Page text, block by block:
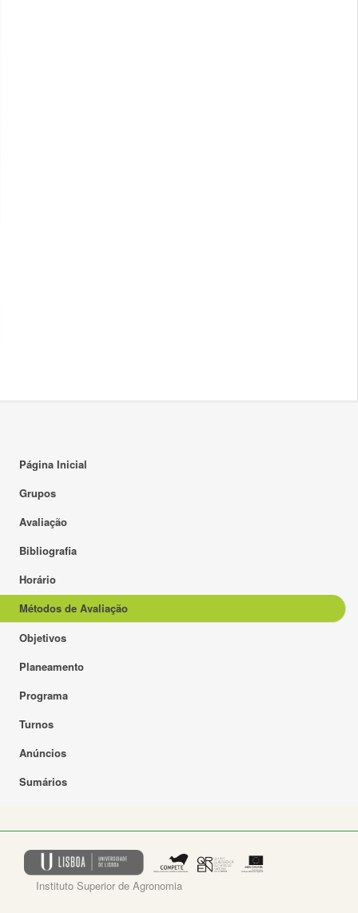
Página Inicial
Grupos
Avaliação
Bibliografia
Horário
Métodos de Avaliação
Objetivos
Planeamento
Programa
Turnos
Anúncios
Sumários
Instituto Superior de Agronomia